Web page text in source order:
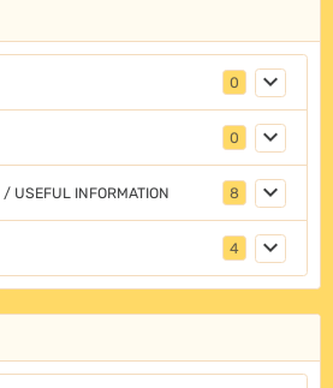
0
0
USEFUL INFORMATION 8
4